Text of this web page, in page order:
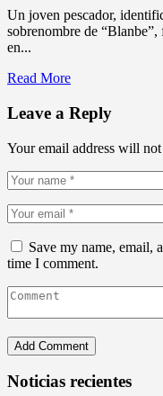
Un joven pescador,
sobrenombre de
en...
Read More
Leave a Reply
Your email address will
Save my name, email,
time I comment.
Noticias recientes